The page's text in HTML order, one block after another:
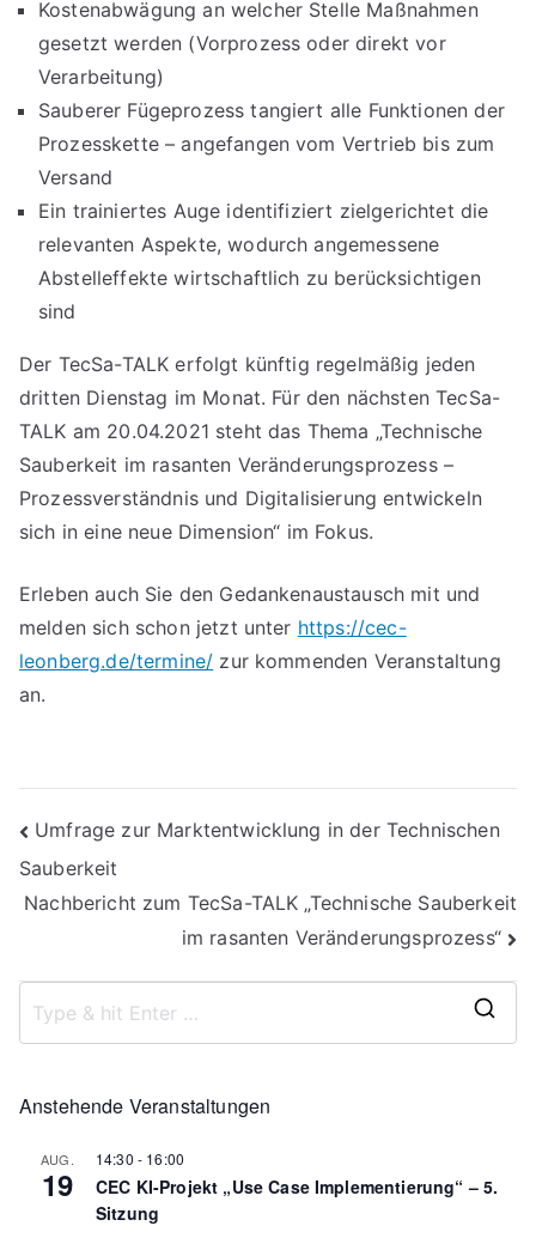
Kostenabwägung an welcher Stelle Maßnahmen
gesetzt werden (Vorprozess oder direkt vor
Verarbeitung)
Sauberer Fügeprozess tangiert alle Funktionen der
Prozesskette – angefangen vom Vertrieb bis zum
Versand
Ein trainiertes Auge identifiziert zielgerichtet die
relevanten Aspekte, wodurch angemessene
Abstelleffekte wirtschaftlich zu berücksichtigen
sind
Der TecSa-TALK erfolgt künftig regelmäßig jeden
dritten Dienstag im Monat. Für den nächsten TecSa-
TALK am 20.04.2021 steht das Thema „Technische
Sauberkeit im rasanten Veränderungsprozess –
Prozessverständnis und Digitalisierung entwickeln
sich in eine neue Dimension“ im Fokus.
Erleben auch Sie den Gedankenaustausch mit und
melden sich schon jetzt unter https://cec-
leonberg.de/termine/ zur kommenden Veranstaltung
an.
Beitragsnavigation
Umfrage zur Marktentwicklung in der Technischen
Sauberkeit
Nachbericht zum TecSa-TALK „Technische Sauberkeit
im rasanten Veränderungsprozess“
Anstehende Veranstaltungen
AUG.
19
14:30 - 16:00
CEC KI-Projekt „Use Case Implementierung“ – 5.
Sitzung